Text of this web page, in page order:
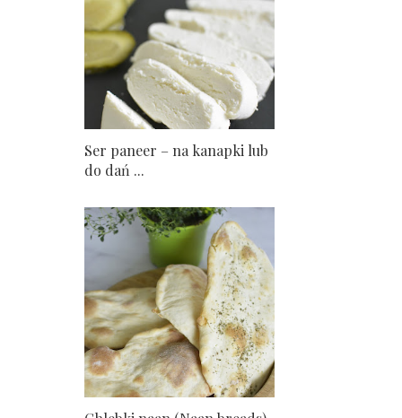
Ser paneer – na kanapki lub
do dań ...